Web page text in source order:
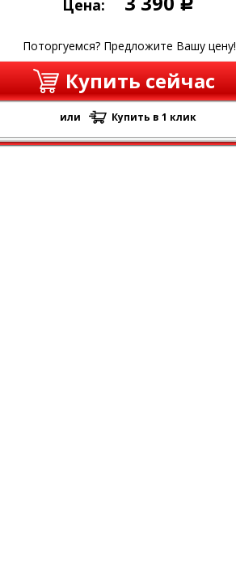
Цена: Р
Поторгуемся? Предложите Вашу цену!
Купить сейчас
или Купить в 1 клик